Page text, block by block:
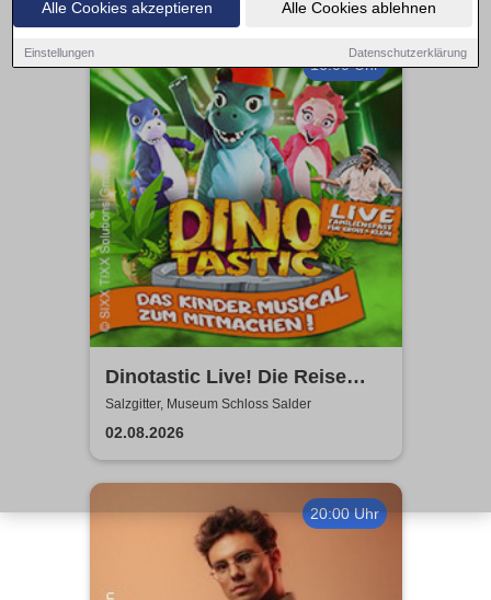
Alle Cookies akzeptieren Alle Cookies ablehnen
Einstellungen Datenschutzerklärung
16:00 Uhr
Dinotastic Live! Die Reise
zum Feuervulkan
Salzgitter, Museum Schloss Salder
02.08.2026
20:00 Uhr